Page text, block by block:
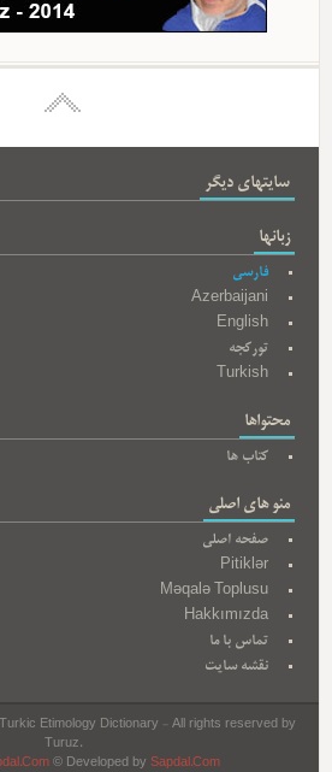
سایتهای دیگر
زبانها
فارسی
Azerbaijani
English
تورکجه
Turkish
محتواها
کتاب ها
منو های اصلی
صفحه اصلی
Pitiklər
Məqalə Toplusu
Hakkımızda
تماس با ما
نقشه سایت
Etimology Dictionary - All rights reserved by
Turuz.
© Developed by Sapdal.Com